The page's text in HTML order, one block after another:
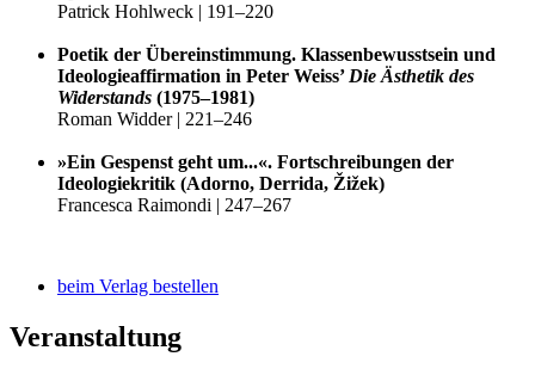
Patrick Hohlweck | 191–220
Poetik der Übereinstimmung. Klassenbewusstsein und
Ideologieaffirmation in Peter Weiss’ Die Ästhetik des
Widerstands (1975–1981)
Roman Widder | 221–246
»Ein Gespenst geht um...«. Fortschreibungen der
Ideologiekritik (Adorno, Derrida, Žižek)
Francesca Raimondi | 247–267
beim Verlag bestellen
Veranstaltung